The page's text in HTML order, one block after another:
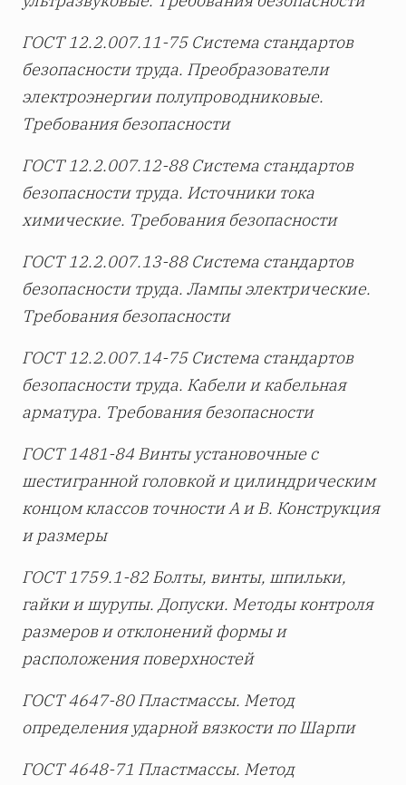
ГОСТ 12.2.007.11-75 Система стандартов
безопасности труда. Преобразователи
электроэнергии полупроводниковые.
Требования безопасности
ГОСТ 12.2.007.12-88 Система стандартов
безопасности труда. Источники тока
химические. Требования безопасности
ГОСТ 12.2.007.13-88 Система стандартов
безопасности труда. Лампы электрические.
Требования безопасности
ГОСТ 12.2.007.14-75 Система стандартов
безопасности труда. Кабели и кабельная
арматура. Требования безопасности
ГОСТ 1481-84 Винты установочные с
шестигранной головкой и цилиндрическим
концом классов точности А и В. Конструкция
и размеры
ГОСТ 1759.1-82 Болты, винты, шпильки,
гайки и шурупы. Допуски. Методы контроля
размеров и отклонений формы и
расположения поверхностей
ГОСТ 4647-80 Пластмассы. Метод
определения ударной вязкости по Шарпи
ГОСТ 4648-71 Пластмассы. Метод